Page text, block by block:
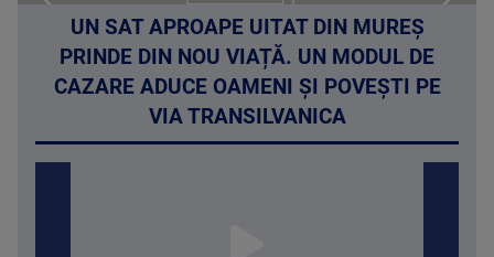
UN SAT APROAPE UITAT DIN MUREȘ
PRINDE DIN NOU VIAȚĂ. UN MODUL DE
CAZARE ADUCE OAMENI ȘI POVEȘTI PE
VIA TRANSILVANICA